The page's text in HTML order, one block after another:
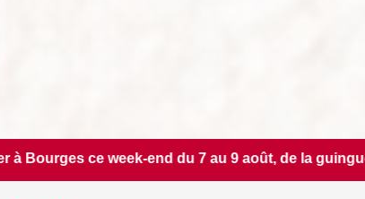
à l'escape game apéro - jds.fr • 📰